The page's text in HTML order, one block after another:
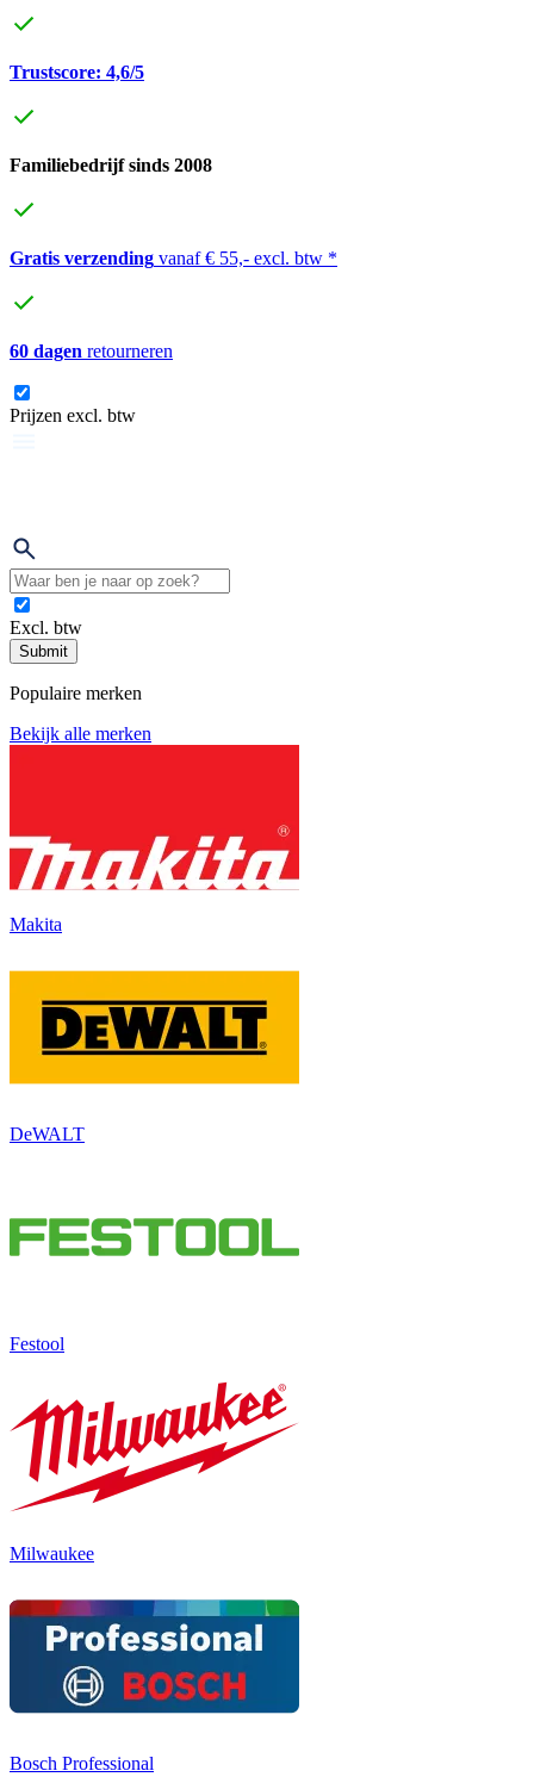
Trustscore: 4,6/5
Familiebedrijf sinds 2008
Gratis verzending vanaf € 55,- excl. btw *
60 dagen retourneren
Prijzen excl. btw
Excl. btw
Submit
Populaire merken
Bekijk alle merken
Makita
DeWALT
Festool
Milwaukee
Bosch Professional